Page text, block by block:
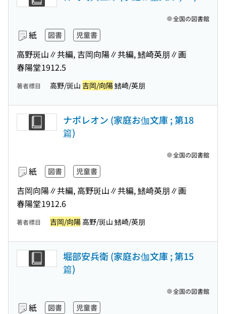
紙 図書 児童書
高野斑山∥共編, 吉岡向陽∥共編, 鰭崎英朋∥画
春陽堂1912.5
全国の図書館
著者標目 高野/斑山 吉岡/向陽鰭崎/英朋
ナポレオン (家庭お伽文庫 ; 第18
篇)
紙 図書 児童書
吉岡向陽∥共編, 高野斑山∥共編, 鰭崎英朋∥画
春陽堂1912.6
全国の図書館
著者標目 吉岡/向陽 高野/斑山 鰭崎/英朋
堀部安兵衛 (家庭お伽文庫 ; 第15
篇)
紙 図書 児童書
全国の図書館